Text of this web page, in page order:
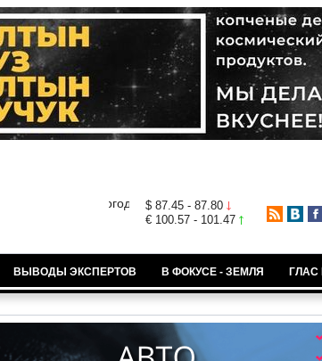
$ 87.45 - 87.80
€ 100.57 - 101.47
ВЫВОДЫ ЭКСПЕРТОВ В ФОКУСЕ - ЗЕМЛЯ